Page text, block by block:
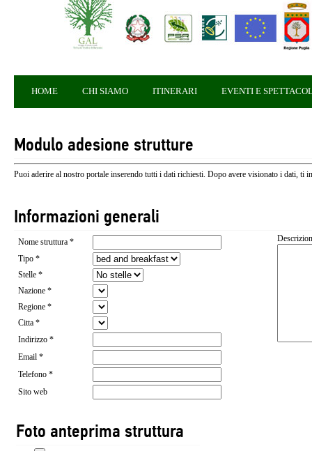
HOME CHI SIAMO ITINERARI EVENTI E
Modulo adesione strutture
Puoi aderire al nostro portale inserendo tutti i dati richiesti. Dopo avere visionato i dati, ti
Informazioni generali
Nome struttura *
Tipo *
Stelle *
Nazione *
Regione *
Citta *
Indirizzo *
Email *
Telefono *
Sito web
Foto anteprima struttura